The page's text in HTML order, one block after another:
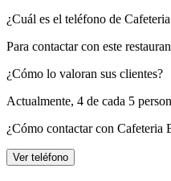
¿Cuál es el teléfono de
Para contactar con este
¿Cómo lo valoran sus clientes?
Actualmente, 4 de cada 5
¿Cómo contactar con Cafeteria
Ver teléfono